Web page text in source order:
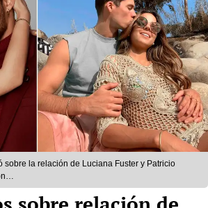
sobre la relación de Luciana Fuster y Patricio
@LucianaFuster/Instagram